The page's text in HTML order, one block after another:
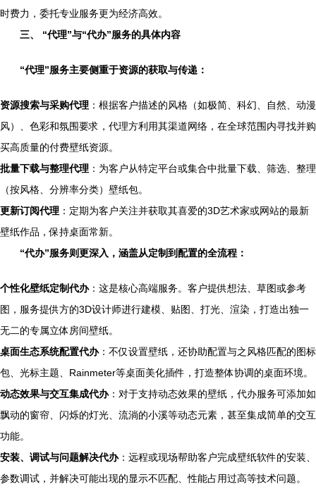
时费力，委托专业服务更为经济高效。
三、 “代理”与“代办”服务的具体内容
“代理”服务主要侧重于资源的获取与传递：
资源搜索与采购代理 ：根据客户描述的风格（如极简、科幻、自然、动漫
风）、色彩和氛围要求，代理方利用其渠道网络，在全球范围内寻找并购
买高质量的付费壁纸资源。
批量下载与整理代理 ：为客户从特定平台或集合中批量下载、筛选、整理
（按风格、分辨率分类）壁纸包。
更新订阅代理 ：定期为客户关注并获取其喜爱的3D艺术家或网站的最新
壁纸作品，保持桌面常新。
“代办”服务则更深入，涵盖从定制到配置的全流程：
个性化壁纸定制代办：这是核心高端服务。客户提供想法、草图或参考
图，服务提供方的3D设计师进行建模、贴图、打光、渲染，打造出独一
无二的专属立体房间壁纸。
桌面生态系统配置代办：不仅设置壁纸，还协助配置与之风格匹配的图标
包、光标主题、Rainmeter等桌面美化插件，打造整体协调的桌面环境。
动态效果与交互集成代办：对于支持动态效果的壁纸，代办服务可添加如
飘动的窗帘、闪烁的灯光、流淌的小溪等动态元素，甚至集成简单的交互
功能。
安装、调试与问题解决代办：远程或现场帮助客户完成壁纸软件的安装、
参数调试，并解决可能出现的显示不匹配、性能占用过高等技术问题。